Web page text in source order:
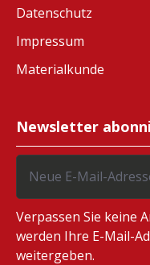
Datenschutz
Impressum
Materialkunde
Newsletter
Verpassen Sie keine
werden Ihre E-Mail-
weitergeben.